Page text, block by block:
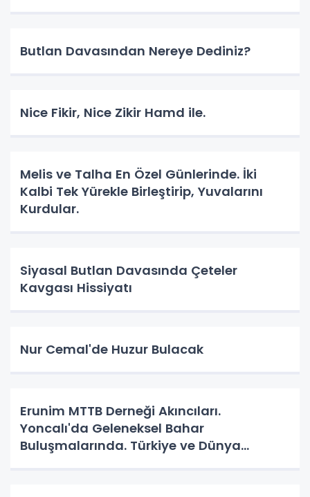
Butlan Davasından Nereye Dediniz?
Nice Fikir, Nice Zikir Hamd ile.
Melis ve Talha En Özel Günlerinde. İki
Kalbi Tek Yürekle Birleştirip, Yuvalarını
Kurdular.
Siyasal Butlan Davasında Çeteler
Kavgası Hissiyatı
Nur Cemal'de Huzur Bulacak
Erunim MTTB Derneği Akıncıları.
Yoncalı'da Geleneksel Bahar
Buluşmalarında. Türkiye ve Dünya